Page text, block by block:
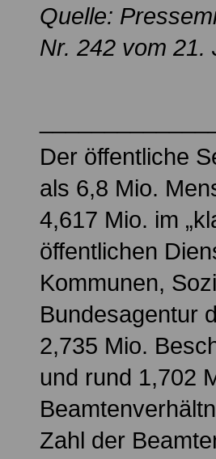
Quelle:
Nr. 242 vom 21.
Der öffentliche
als 6,8 Mio.
4,617 Mio. im
öffentlichen
Kommunen,
Bundesagentur
2,735 Mio.
und rund 1,702
Zahl der